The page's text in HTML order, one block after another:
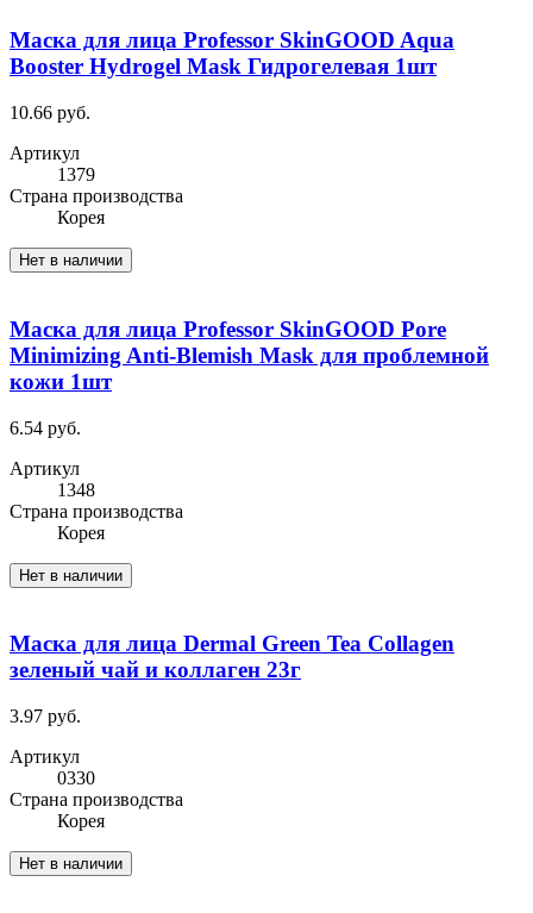
Маска для лица Professor SkinGOOD Aqua
Booster Hydrogel Mask Гидрогелевая 1шт
10.66 руб.
Артикул
1379
Cтрана производства
Корея
Нет в наличии
Маска для лица Professor SkinGOOD Pore
Minimizing Anti-Blemish Mask для проблемной
кожи 1шт
6.54 руб.
Артикул
1348
Cтрана производства
Корея
Нет в наличии
Маска для лица Dermal Green Tea Collagen
зеленый чай и коллаген 23г
3.97 руб.
Артикул
0330
Cтрана производства
Корея
Нет в наличии